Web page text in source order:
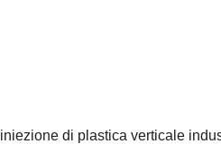
di plastica verticale